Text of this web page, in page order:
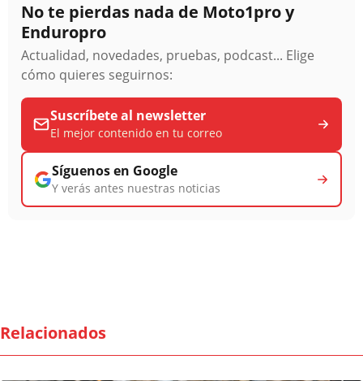
No te pierdas nada de Moto1pro y
Enduropro
Actualidad, novedades, pruebas, podcast... Elige
cómo quieres seguirnos:
Suscríbete al newsletter
El mejor contenido en tu correo
Síguenos en Google
Y verás antes nuestras noticias
Relacionados